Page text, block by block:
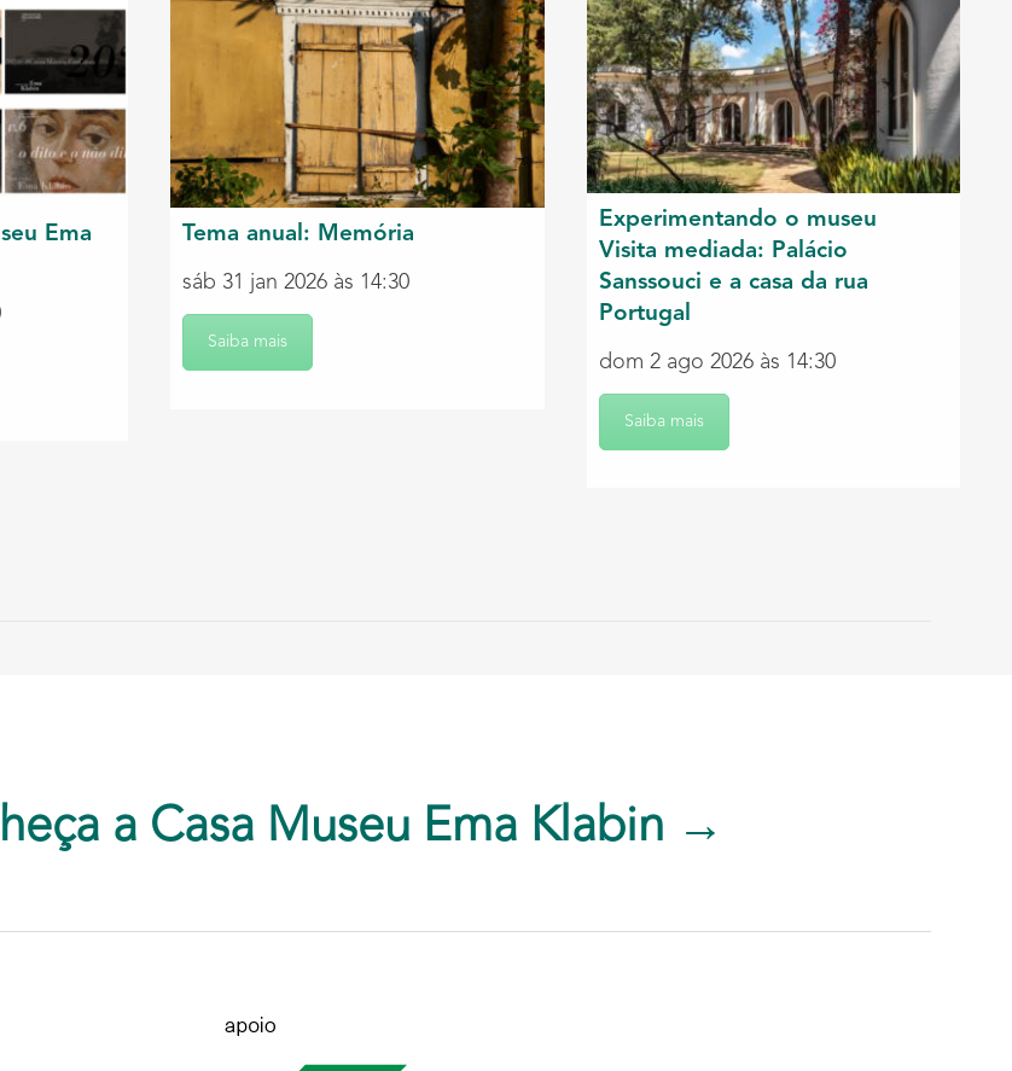
Ema
Tema anual: Memória
sáb 31 jan 2026 às 14:30
Saiba mais
Experimentando o museu
Visita mediada: Palácio
Sanssouci e a casa da rua
Portugal
dom 2 ago 2026 às 14:30
Saiba mais
a Casa Museu Ema Klabin →